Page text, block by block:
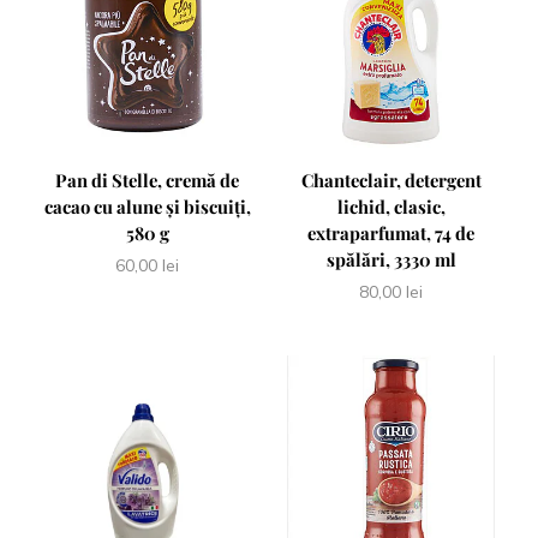
Pan di Stelle, cremă de
cacao cu alune și biscuiți,
580 g
60,00 lei
Chanteclair, detergent
lichid, clasic,
extraparfumat, 74 de
spălări, 3330 ml
80,00 lei